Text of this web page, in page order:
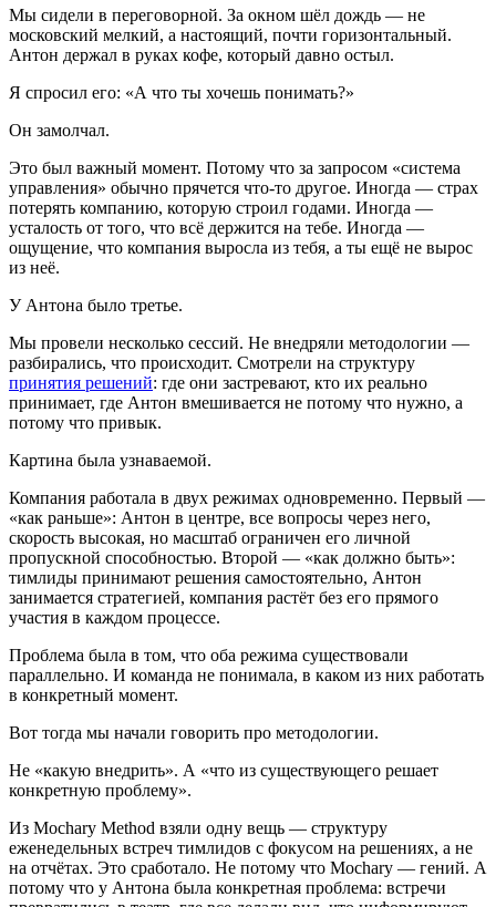
Мы сидели в переговорной. За окном шёл дождь — не
московский мелкий, а настоящий, почти горизонтальный.
Антон держал в руках кофе, который давно остыл.
Я спросил его: «А что ты хочешь понимать?»
Он замолчал.
Это был важный момент. Потому что за запросом «система
управления» обычно прячется что-то другое. Иногда — страх
потерять компанию, которую строил годами. Иногда —
усталость от того, что всё держится на тебе. Иногда —
ощущение, что компания выросла из тебя, а ты ещё не вырос
из неё.
У Антона было третье.
Мы провели несколько сессий. Не внедряли методологии —
разбирались, что происходит. Смотрели на структуру
принятия решений: где они застревают, кто их реально
принимает, где Антон вмешивается не потому что нужно, а
потому что привык.
Картина была узнаваемой.
Компания работала в двух режимах одновременно. Первый —
«как раньше»: Антон в центре, все вопросы через него,
скорость высокая, но масштаб ограничен его личной
пропускной способностью. Второй — «как должно быть»:
тимлиды принимают решения самостоятельно, Антон
занимается стратегией, компания растёт без его прямого
участия в каждом процессе.
Проблема была в том, что оба режима существовали
параллельно. И команда не понимала, в каком из них работать
в конкретный момент.
Вот тогда мы начали говорить про методологии.
Не «какую внедрить». А «что из существующего решает
конкретную проблему».
Из Mochary Method взяли одну вещь — структуру
еженедельных встреч тимлидов с фокусом на решениях, а не
на отчётах. Это сработало. Не потому что Mochary — гений. А
потому что у Антона была конкретная проблема: встречи